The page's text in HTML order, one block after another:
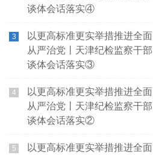
谈体会话落实④
3
以更高标准更实举措推进全面
从严治党丨天津纪检监察干部
谈体会话落实③
4
以更高标准更实举措推进全面
从严治党丨天津纪检监察干部
谈体会话落实②
5
以更高标准更实举措推进全面